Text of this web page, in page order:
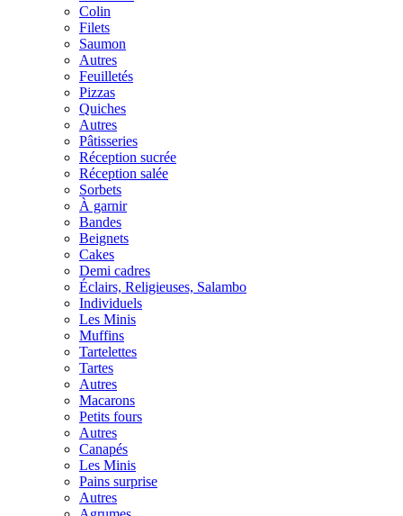
Colin
Filets
Saumon
Autres
Feuilletés
Pizzas
Quiches
Autres
Pâtisseries
Réception sucrée
Réception salée
Sorbets
À garnir
Bandes
Beignets
Cakes
Demi cadres
Éclairs, Religieuses, Salambo
Individuels
Les Minis
Muffins
Tartelettes
Tartes
Autres
Macarons
Petits fours
Autres
Canapés
Les Minis
Pains surprise
Autres